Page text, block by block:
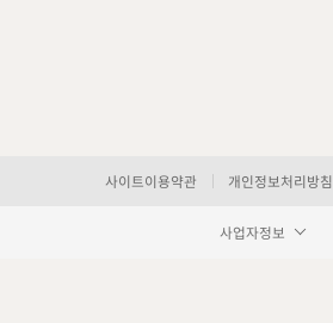
사이트이용약관 개인정보처리방침
사업자정보